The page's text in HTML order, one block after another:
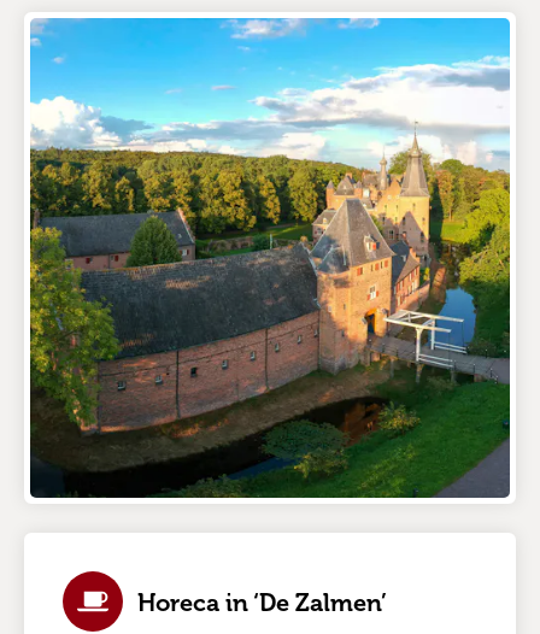
Horeca in ‘De Zalmen’